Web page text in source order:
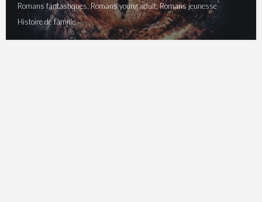
Romans fantastiques, Romans young adult, Romans jeunesse
Histoire de famille